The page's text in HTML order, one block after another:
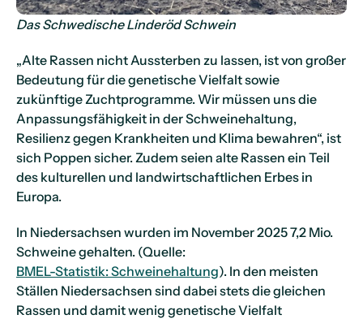
Das Schwedische Linderöd Schwein
„Alte Rassen nicht Aussterben zu lassen, ist von großer
Bedeutung für die genetische Vielfalt sowie
zukünftige Zuchtprogramme. Wir müssen uns die
Anpassungsfähigkeit in der Schweinehaltung,
Resilienz gegen Krankheiten und Klima bewahren“, ist
sich Poppen sicher. Zudem seien alte Rassen ein Teil
des kulturellen und landwirtschaftlichen Erbes in
Europa.
In Niedersachsen wurden im November 2025 7,2 Mio.
Schweine gehalten. (Quelle:
BMEL-Statistik: Schweinehaltung). In den meisten
Ställen Niedersachsen sind dabei stets die gleichen
Rassen und damit wenig genetische Vielfalt